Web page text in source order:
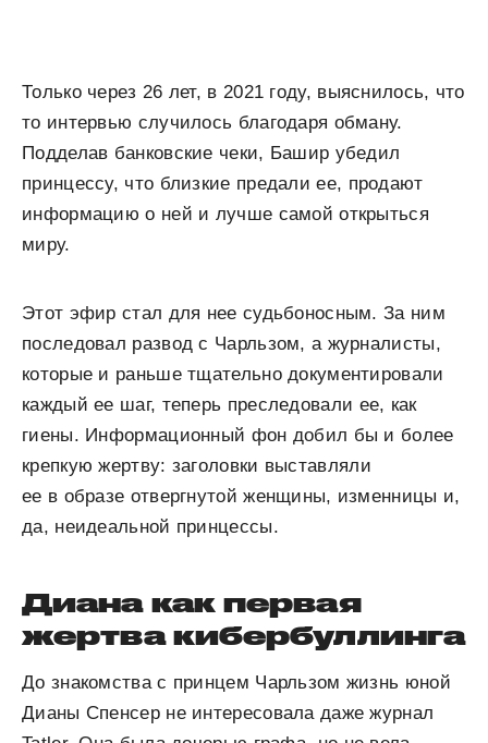
Только через 26 лет, в 2021 году, выяснилось, что
то интервью случилось благодаря обману.
Подделав банковские чеки, Башир убедил
принцессу, что близкие предали ее, продают
информацию о ней и лучше самой открыться
миру.
Этот эфир стал для нее судьбоносным. За ним
последовал развод с Чарльзом, а журналисты,
которые и раньше тщательно документировали
каждый ее шаг, теперь преследовали ее, как
гиены. Информационный фон добил бы и более
крепкую жертву: заголовки выставляли
ее в образе отвергнутой женщины, изменницы и,
да, неидеальной принцессы.
Диана как первая
жертва кибербуллинга
До знакомства с принцем Чарльзом жизнь юной
Дианы Спенсер не интересовала даже журнал